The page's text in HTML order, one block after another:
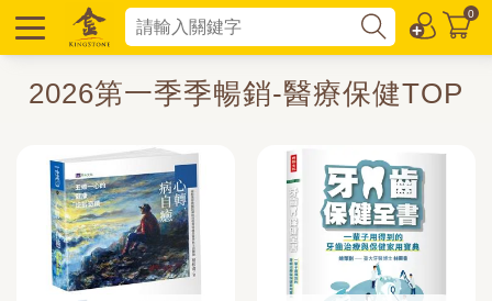
0
2026第一季季暢銷-醫療保健TOP